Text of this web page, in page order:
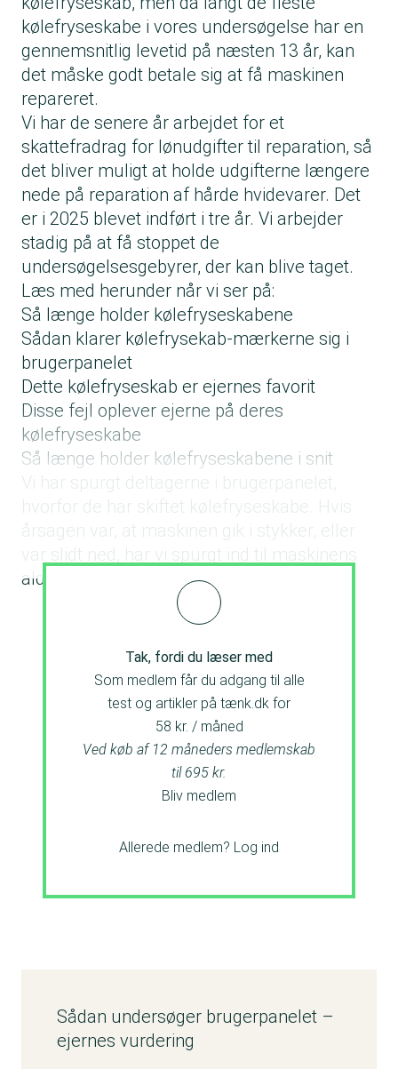
kølefryseskabe i vores undersøgelse har en
gennemsnitlig levetid på næsten 13 år, kan
det måske godt betale sig at få maskinen
repareret.
Vi har de senere år arbejdet for et
skattefradrag for lønudgifter til reparation, så
det bliver muligt at holde udgifterne længere
nede på reparation af hårde hvidevarer. Det
er i 2025 blevet indført i tre år. Vi arbejder
stadig på at få stoppet de
undersøgelsesgebyrer, der kan blive taget.
Læs med herunder når vi ser på:
Så længe holder kølefryseskabene
Sådan klarer kølefrysekab-mærkerne sig i
brugerpanelet
Dette kølefryseskab er ejernes favorit
Disse fejl oplever ejerne på deres
kølefryseskabe
Så længe holder kølefryseskabene i snit
hvorfor de har skiftet kølefryseskabe. Hvis
årsagen var, at maskinen gik i stykker, eller
var slidt ned, har vi spurgt ind til maskinens
alder, da den gik i stykker.
Tak, fordi du læser med
Som medlem får du adgang til alle
test og artikler på tænk.dk for
58 kr. / måned
Ved køb af 12 måneders medlemskab
til 695 kr.
Bliv medlem
Allerede medlem? Log ind
Sådan undersøger brugerpanelet –
ejernes vurdering